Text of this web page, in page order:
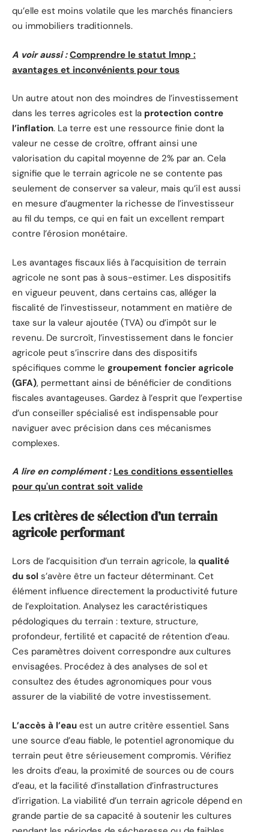
qu’elle est moins volatile que les marchés financiers
ou immobiliers traditionnels.
A voir aussi : Comprendre le statut lmnp :
avantages et inconvénients pour tous
Un autre atout non des moindres de l’investissement
dans les terres agricoles est la protection contre
l’inflation. La terre est une ressource finie dont la
valeur ne cesse de croître, offrant ainsi une
valorisation du capital moyenne de 2% par an. Cela
signifie que le terrain agricole ne se contente pas
seulement de conserver sa valeur, mais qu’il est aussi
en mesure d’augmenter la richesse de l’investisseur
au fil du temps, ce qui en fait un excellent rempart
contre l’érosion monétaire.
Les avantages fiscaux liés à l’acquisition de terrain
agricole ne sont pas à sous-estimer. Les dispositifs
en vigueur peuvent, dans certains cas, alléger la
fiscalité de l’investisseur, notamment en matière de
taxe sur la valeur ajoutée (TVA) ou d’impôt sur le
revenu. De surcroît, l’investissement dans le foncier
agricole peut s’inscrire dans des dispositifs
spécifiques comme le groupement foncier agricole
(GFA), permettant ainsi de bénéficier de conditions
fiscales avantageuses. Gardez à l’esprit que l’expertise
d’un conseiller spécialisé est indispensable pour
naviguer avec précision dans ces mécanismes
complexes.
A lire en complément : Les conditions essentielles
pour qu'un contrat soit valide
Les critères de sélection d’un terrain
agricole performant
Lors de l’acquisition d’un terrain agricole, la qualité
du sol s’avère être un facteur déterminant. Cet
élément influence directement la productivité future
de l’exploitation. Analysez les caractéristiques
pédologiques du terrain : texture, structure,
profondeur, fertilité et capacité de rétention d’eau.
Ces paramètres doivent correspondre aux cultures
envisagées. Procédez à des analyses de sol et
consultez des études agronomiques pour vous
assurer de la viabilité de votre investissement.
L’accès à l’eau est un autre critère essentiel. Sans
une source d’eau fiable, le potentiel agronomique du
terrain peut être sérieusement compromis. Vérifiez
les droits d’eau, la proximité de sources ou de cours
d’eau, et la facilité d’installation d’infrastructures
d’irrigation. La viabilité d’un terrain agricole dépend en
grande partie de sa capacité à soutenir les cultures